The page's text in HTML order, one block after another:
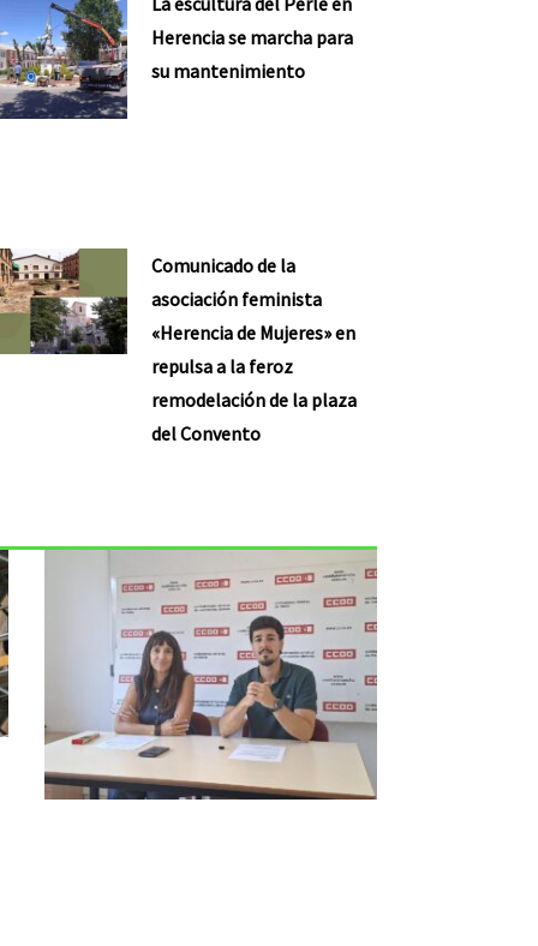
Herencia se marcha para
su mantenimiento
Comunicado de la
asociación feminista
«Herencia de Mujeres» en
repulsa a la feroz
remodelación de la plaza
del Convento